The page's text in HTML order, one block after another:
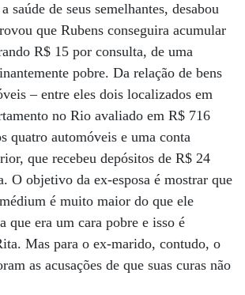
saúde de seus semelhantes, desabou
que Rubens conseguira acumular
R$ 15 por consulta, de uma
pobre. Da relação de bens
– entre eles dois localizados em
no Rio avaliado em R$ 716
quatro automóveis e uma conta
que recebeu depósitos de R$ 24
O objetivo da ex-esposa é mostrar que
é muito maior do que ele
que era um cara pobre e isso é
Mas para o ex-marido, contudo, o
as acusações de que suas curas não